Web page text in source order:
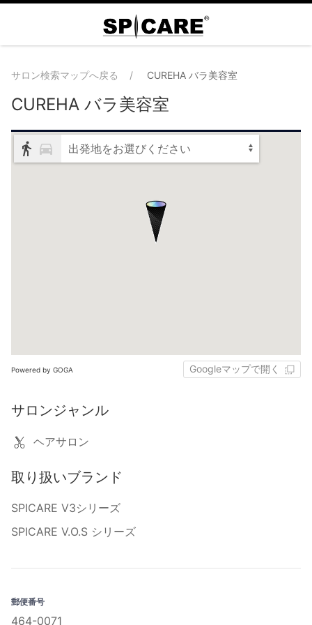
サロン検索マップへ戻る CUREHA バラ美容室
CUREHA バラ美容室
出発地をお選びください
Powered by GOGA Googleマップで開く
サロンジャンル
ヘアサロン
取り扱いブランド
SPICARE V3シリーズ
SPICARE V.O.S シリーズ
郵便番号
464-0071